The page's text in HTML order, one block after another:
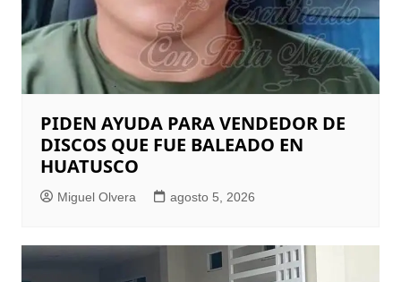
PIDEN AYUDA PARA VENDEDOR DE
DISCOS QUE FUE BALEADO EN
HUATUSCO
Miguel Olvera agosto 5, 2026